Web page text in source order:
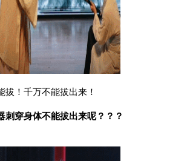
！千万不能拔出来！
刺穿身体不能拔出来呢？？？